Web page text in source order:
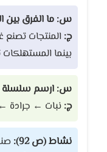
س: ما الفرق بين
ج: المنتجات تصنع
بينما
س: ارسم سلسلة
ج:نبات ←
نشاط (ص 92):